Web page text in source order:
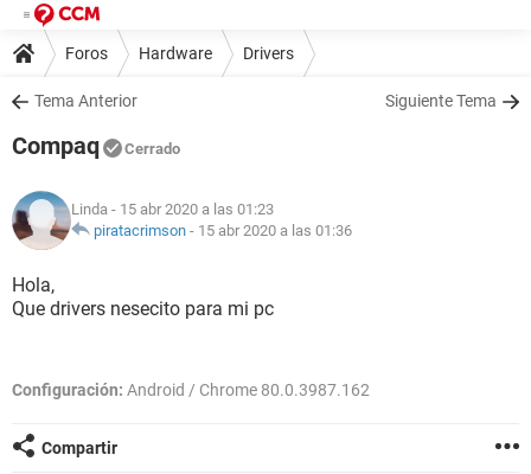
Foros Hardware Drivers
Tema Anterior Siguiente Tema
Compaq Cerrado
Linda - 15 abr 2020 a las 01:23
piratacrimson - 15 abr 2020 a las 01:36
Hola,
Que drivers nesecito para mi pc
Configuración: Android / Chrome 80.0.3987.162
Compartir